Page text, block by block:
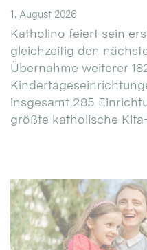
1. August 2026
Katholino feiert sein
gleichzeitig den
Übernahme weiterer
insgesamt 285
größte katholische